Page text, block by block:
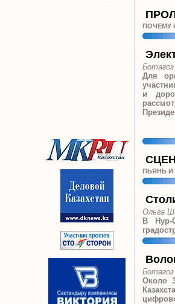
ПОЧЕМУ
Ботагоз
Для
и
ПЬЯНЬ И
Ольга
В Нур-
Ботагоз
Около